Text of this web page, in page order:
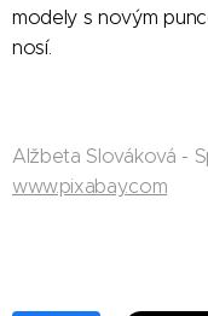
modely s novým
nosí.
Alžbeta Slováková -
www.pixabay.com